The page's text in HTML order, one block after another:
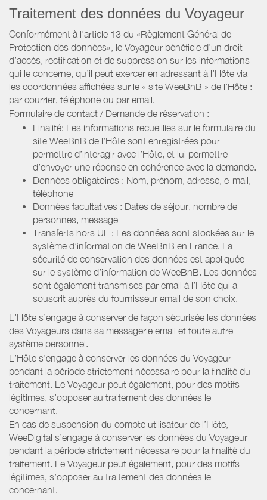
Traitement des données du Voyageur
Conformément à l'article 13 du «Règlement Général de
Protection des données», le Voyageur bénéficie d’un droit
d’accès, rectification et de suppression sur les informations
qui le concerne, qu’il peut exercer en adressant à l’Hôte via
les coordonnées affichées sur le « site WeeBnB » de l’Hôte :
par courrier, téléphone ou par email.
Formulaire de contact / Demande de réservation :
Finalité: Les informations recueillies sur le formulaire du
site WeeBnB de l’Hôte sont enregistrées pour
permettre d’interagir avec l’Hôte, et lui permettre
d’envoyer une réponse en cohérence avec la demande.
Données obligatoires : Nom, prénom, adresse, e-mail,
téléphone
Données facultatives : Dates de séjour, nombre de
personnes, message
Transferts hors UE : Les données sont stockées sur le
système d’information de WeeBnB en France. La
sécurité de conservation des données est appliquée
sur le système d’information de WeeBnB. Les données
sont également transmises par email à l’Hôte qui a
souscrit auprès du fournisseur email de son choix.
L’Hôte s’engage à conserver de façon sécurisée les données
des Voyageurs dans sa messagerie email et toute autre
système personnel.
L’Hôte s’engage à conserver les données du Voyageur
pendant la période strictement nécessaire pour la finalité du
traitement. Le Voyageur peut également, pour des motifs
légitimes, s’opposer au traitement des données le
concernant.
En cas de suspension du compte utilisateur de l’Hôte,
WeeDigital s’engage à conserver les données du Voyageur
pendant la période strictement nécessaire pour la finalité du
traitement. Le Voyageur peut également, pour des motifs
légitimes, s’opposer au traitement des données le
concernant.